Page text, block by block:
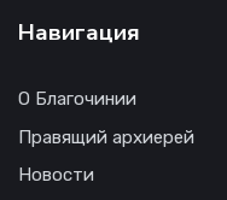
Навигация
О Благочинии
Правящий архиерей
Новости